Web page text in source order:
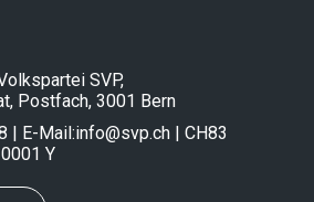
SVP,
Postfach, 3001 Bern
| E-Mail:info@svp.ch | CH83
Y